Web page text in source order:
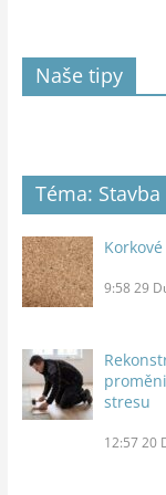
Naše tipy
Téma: Stavba
9:58 29
stresu
12:57 20